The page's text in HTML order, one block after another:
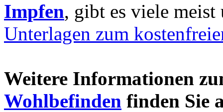
Impfen, gibt es viele
Unterlagen zum
Weitere Informationen
Wohlbefinden finden Sie